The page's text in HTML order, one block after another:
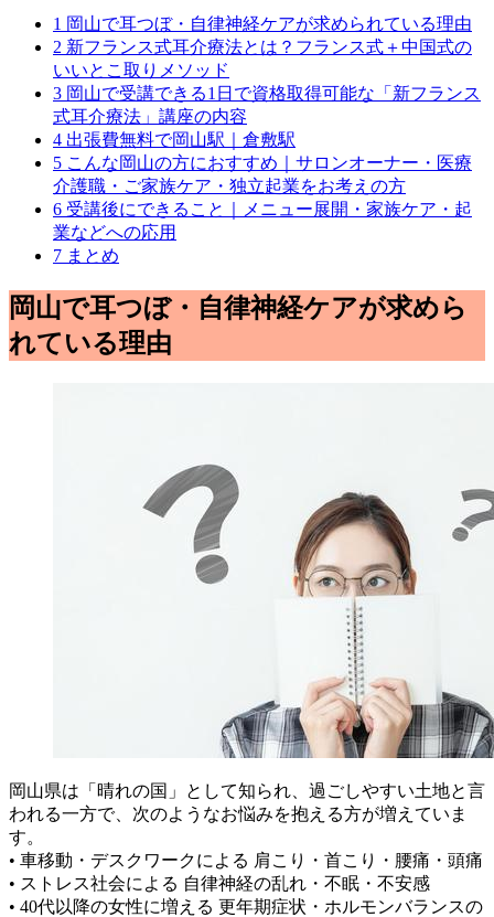
1 岡山で耳つぼ・自律神経ケアが求められている理由
2 新フランス式耳介療法とは？フランス式＋中国式の
いいとこ取りメソッド
3 岡山で受講できる1日で資格取得可能な「新フランス
式耳介療法」講座の内容
4 出張費無料で岡山駅｜倉敷駅
5 こんな岡山の方におすすめ｜サロンオーナー・医療
介護職・ご家族ケア・独立起業をお考えの方
6 受講後にできること｜メニュー展開・家族ケア・起
業などへの応用
7 まとめ
岡山で耳つぼ・自律神経ケアが求めら
れている理由
岡山県は「晴れの国」として知られ、過ごしやすい土地と言
われる一方で、次のようなお悩みを抱える方が増えていま
す。
• 車移動・デスクワークによる 肩こり・首こり・腰痛・頭痛
• ストレス社会による 自律神経の乱れ・不眠・不安感
• 40代以降の女性に増える 更年期症状・ホルモンバランスの